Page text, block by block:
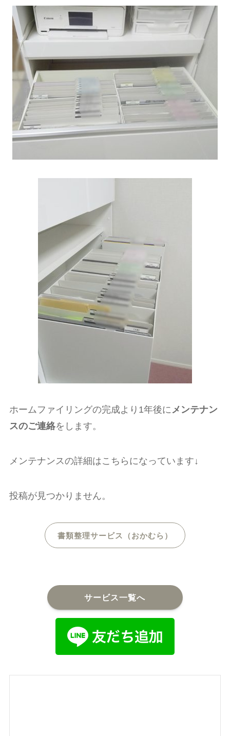
ホームファイリングの完成より1年後にメンテナン
スのご連絡をします。
メンテナンスの詳細はこちらになっています↓
投稿が見つかりません。
書類整理サービス（おかむら）
サービス一覧へ